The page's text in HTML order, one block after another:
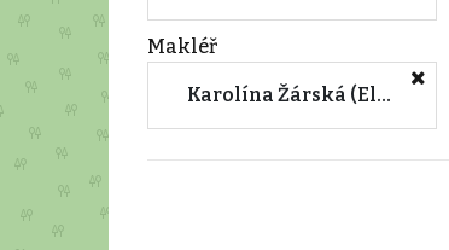
Makléř
Karolína Žárská (Elite Home Reality s.r.o.)